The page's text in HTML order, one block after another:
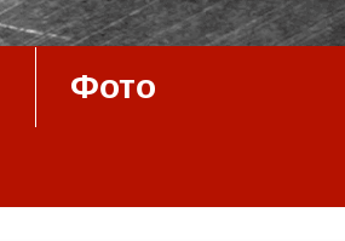
Фото